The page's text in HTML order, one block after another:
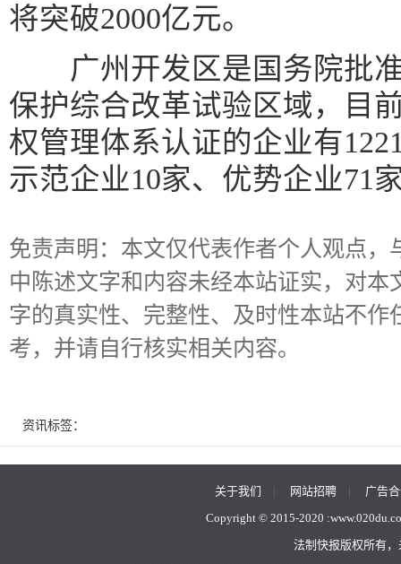
将突破2000亿元。
广州开发区是国务院批准
保护综合改革试验区域，目
权管理体系认证的企业有
示范企业10家、优势企业71
免责声明：本文仅代表作者个人观点
中陈述文字和内容未经本站证实，对
字的真实性、完整性、及时性本站不
考，并请自行核实相关内容。
资讯标签：
关于我们 | 网站招聘| 广告
Copyright © 2015-2020 :
法制快报版权所有